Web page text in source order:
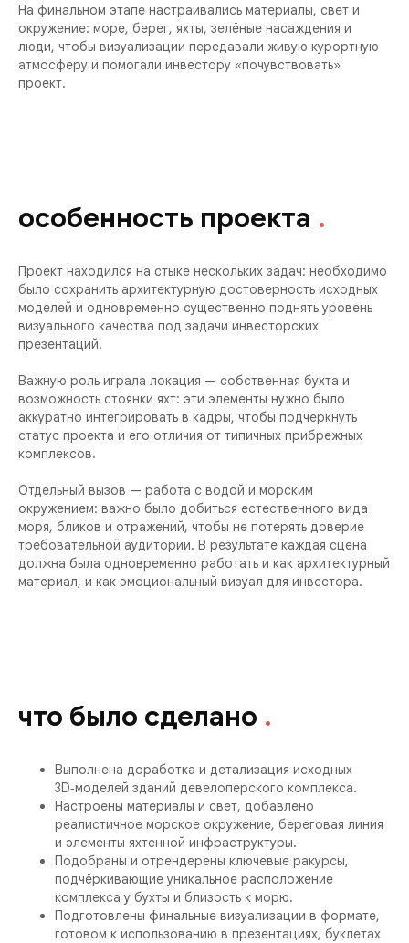
На финальном этапе настраивались материалы, свет и
окружение: море, берег, яхты, зелёные насаждения и
люди, чтобы визуализации передавали живую курортную
атмосферу и помогали инвестору «почувствовать»
проект.
особенность проекта .
Проект находился на стыке нескольких задач: необходимо
было сохранить архитектурную достоверность исходных
моделей и одновременно существенно поднять уровень
визуального качества под задачи инвесторских
презентаций.
Важную роль играла локация — собственная бухта и
возможность стоянки яхт: эти элементы нужно было
аккуратно интегрировать в кадры, чтобы подчеркнуть
статус проекта и его отличия от типичных прибрежных
комплексов.
Отдельный вызов — работа с водой и морским
окружением: важно было добиться естественного вида
моря, бликов и отражений, чтобы не потерять доверие
требовательной аудитории. В результате каждая сцена
должна была одновременно работать и как архитектурный
материал, и как эмоциональный визуал для инвестора.
что было сделано .
Выполнена доработка и детализация исходных
3D‑моделей зданий девелоперского комплекса.
Настроены материалы и свет, добавлено
реалистичное морское окружение, береговая линия
и элементы яхтенной инфраструктуры.
Подобраны и отрендерены ключевые ракурсы,
подчёркивающие уникальное расположение
комплекса у бухты и близость к морю.
Подготовлены финальные визуализации в формате,
готовом к использованию в презентациях, буклетах